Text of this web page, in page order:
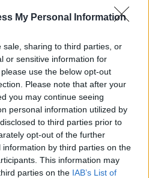
My Personal Information
sale, sharing to third parties, or
or sensitive information for
use the below opt-out
Please note that after your
you may continue seeing
personal information utilized by
to third parties prior to
opt-out of the further
by third parties on the
This information may
parties on the IAB’s List of
nyomban beleszeretett.
kizárólag vele táncolt...
évek józsefvárosi
meg a jó tündér,
bújtatja üvegcipellőbe
szerelme után sóvárog: ő
éltes bútorrajzolót kívánja
Molnár pesti
vannak